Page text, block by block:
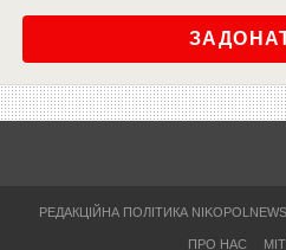
РЕДАКЦІЙНА ПОЛІТИКА NIKOPOLNEWS
ПРО НАС